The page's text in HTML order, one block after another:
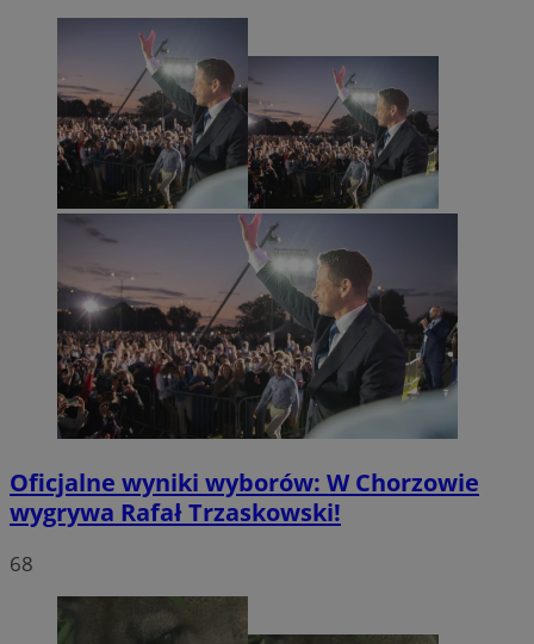
Oficjalne wyniki wyborów: W Chorzowie
wygrywa Rafał Trzaskowski!
68